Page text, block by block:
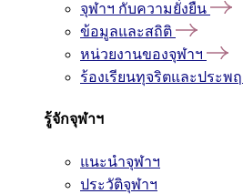
จุฬาฯ กับความยั่งยืน
ข้อมูลและสถิติ
หน่วยงานของจุฬาฯ
ร้องเรียนทุจริตและประพ
รู้จักจุฬาฯ
แนะนำจุฬาฯ
ประวัติจุฬาฯ